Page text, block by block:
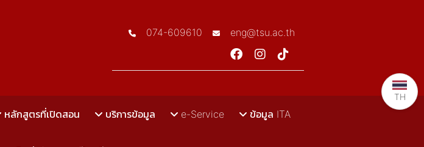
074-609610 eng@tsu.ac.th
หลักสูตรที่เปิดสอน บริการข้อมูล e-Service ข้อมูล ITA
TH